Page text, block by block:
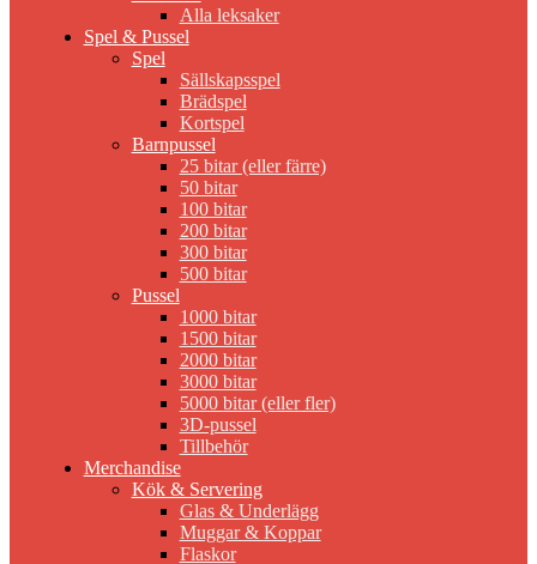
Alla leksaker
Spel & Pussel
Spel
Sällskapsspel
Brädspel
Kortspel
Barnpussel
25 bitar (eller färre)
50 bitar
100 bitar
200 bitar
300 bitar
500 bitar
Pussel
1000 bitar
1500 bitar
2000 bitar
3000 bitar
5000 bitar (eller fler)
3D-pussel
Tillbehör
Merchandise
Kök & Servering
Glas & Underlägg
Muggar & Koppar
Flaskor